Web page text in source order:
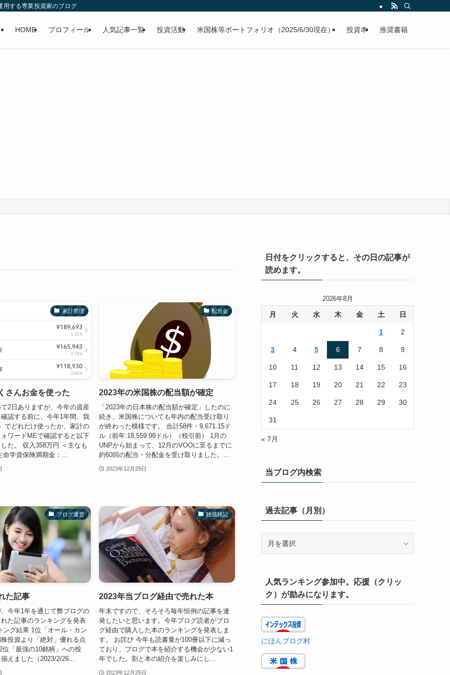
用する専業投資家のブログ
HOME プロフィール 人気記事一覧 投資活動 米国株等ポートフォリオ（2025/6/30現在） 投資本 推奨書籍
家計管理
さんお金を使った
2日ありますが、今年の資産
認する前に、今年1年間、我
でどれだけ使ったか、家計の
ワードMEで確認すると以下
た。 収入358万円 ＜主なも
学資保険満期金：...
配当金
2023年の米国株の配当額が確定
「2023年の日本株の配当額が確定」したのに
続き、米国株についても年内の配当受け取り
が終わった模様です。 合計58件・9,671.15ド
ル（前年:18,559.99ドル）（税引前） 1月の
UNPから始まって、12月のVOOに至るまでに
約60回の配当・分配金を受け取りました。...
2023年12月29日
ブログ運営
た記事
今年1年を通じて弊ブログの
た記事のランキングを発表
ング結果 1位「オール・カン
投資より「絶対」優れる点
位「最強の10銘柄」への投
えました（2023/2/26...
雑感雑記
2023年当ブログ経由で売れた本
年末ですので、そろそろ毎年恒例の記事を連
発したいと思います。今年ブログ読者がブロ
グ経由で購入した本のランキングを発表しま
す。 お詫び 今年も読書量が100冊以下に減っ
ており、ブログで本を紹介する機会が少ない1
年でした。割と本の紹介を楽しみにし...
2023年12月25日
日付をクリックすると、その日の記事が
読めます。
2026年8月
月 火 水 木 金 土 日
1 2
3 4 5 6 7 8 9
10 11 12 13 14 15 16
17 18 19 20 21 22 23
24 25 26 27 28 29 30
31
« 7月
当ブログ内検索
過去記事（月別）
（月
別）
人気ランキング参加中。応援（クリッ
ク）が励みになります。
にほんブログ村